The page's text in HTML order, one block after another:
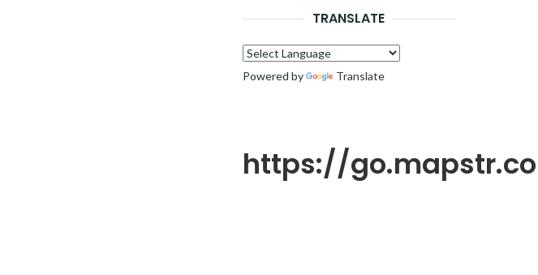
TRANSLATE
Powered by Translate
https://